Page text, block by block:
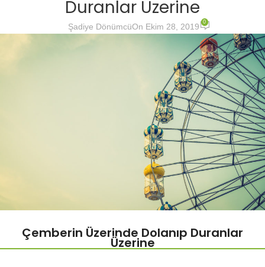
Duranlar Üzerine
Şadiye DönümcüOn Ekim 28, 2019 0
Çemberin Üzerinde Dolanıp Duranlar
Üzerine